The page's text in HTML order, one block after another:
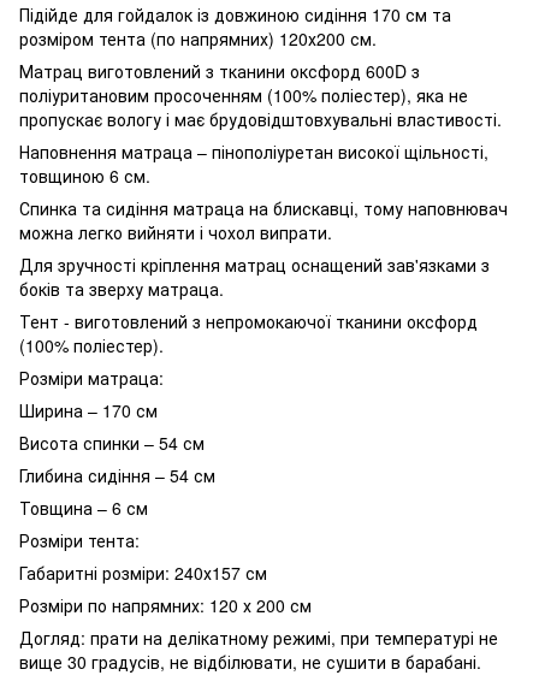
Підійде для гойдалок із довжиною сидіння 170 см та
розміром тента (по напрямних) 120х200 см.
Матрац виготовлений з тканини оксфорд 600D з
поліуритановим просоченням (100% поліестер), яка не
пропускає вологу і має брудовідштовхувальні властивості.
Наповнення матраца – пінополіуретан високої щільності,
товщиною 6 см.
Спинка та сидіння матраца на блискавці, тому наповнювач
можна легко вийняти і чохол випрати.
Для зручності кріплення матрац оснащений зав'язками з
боків та зверху матраца.
Тент - виготовлений з непромокаючої тканини оксфорд
(100% поліестер).
Розміри матраца:
Ширина – 170 см
Висота спинки – 54 см
Глибина сидіння – 54 см
Товщина – 6 см
Розміри тента:
Габаритні розміри: 240х157 см
Розміри по напрямних: 120 х 200 см
Догляд: прати на делікатному режимі, при температурі не
вище 30 градусів, не відбілювати, не сушити в барабані.